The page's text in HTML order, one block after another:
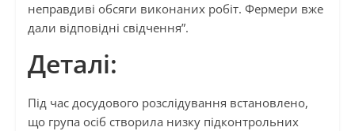
неправдиві обсяги виконаних робіт. Фермери вже
дали відповідні свідчення”.
Деталі:
Під час досудового розслідування встановлено,
що група осіб створила низку підконтрольних